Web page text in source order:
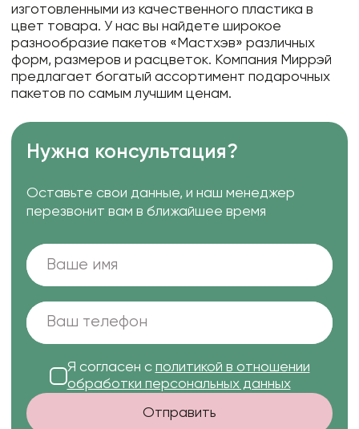
изготовленными из качественного пластика в
цвет товара. У нас вы найдете широкое
разнообразие пакетов «Мастхэв» различных
форм, размеров и расцветок. Компания Миррэй
предлагает богатый ассортимент подарочных
пакетов по самым лучшим ценам.
Нужна консультация?
Оставьте свои данные, и наш менеджер
перезвонит вам в ближайшее время
Я согласен с политикой в отношении
обработки персональных данных
Отправить